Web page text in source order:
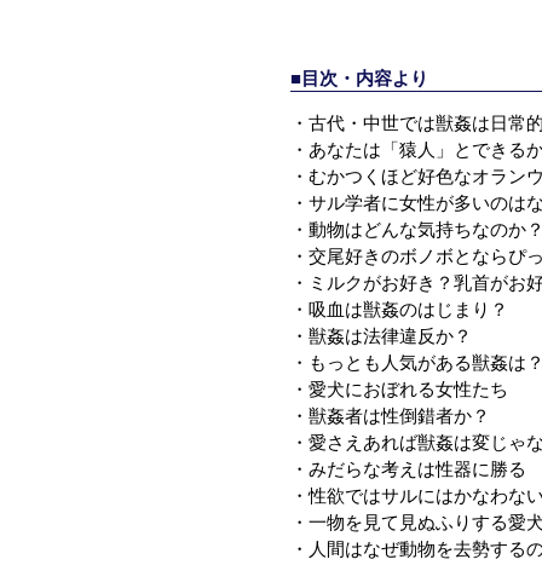
■目次・内容より
・古代・中世では獣姦は日常
・あなたは「猿人」とできる
・むかつくほど好色なオラン
・サル学者に女性が多いのは
・動物はどんな気持ちなのか
・交尾好きのボノボとならぴ
・ミルクがお好き？乳首がお
・吸血は獣姦のはじまり？
・獣姦は法律違反か？
・もっとも人気がある獣姦は
・愛犬におぼれる女性たち
・獣姦者は性倒錯者か？
・愛さえあれば獣姦は変じゃ
・みだらな考えは性器に勝る
・性欲ではサルにはかなわな
・一物を見て見ぬふりする愛
・人間はなぜ動物を去勢する